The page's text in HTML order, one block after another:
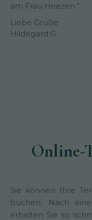
am Frau Heezen.”
Liebe Grüße
Hildegard G.
Online-
Sie können Ihre
buchen. Nach
erhalten Sie so